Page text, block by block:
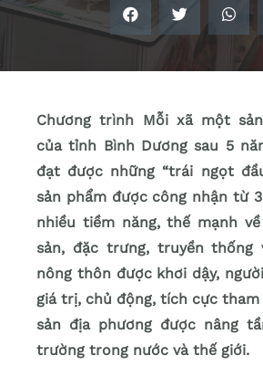
Chương trình Mỗi xã một sản
của tỉnh Bình Dương sau 5
đạt được những “trái ngọt
sản phẩm được công nhận từ
nhiều tiềm năng, thế mạnh
sản, đặc trưng, truyền thống
nông thôn được khơi dậy,
giá trị, chủ động, tích cực tham
sản địa phương được nâng
trường trong nước và thế giới.